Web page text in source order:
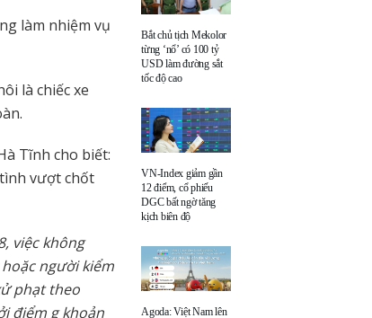
làm nhiệm vụ
là chiếc xe
Tĩnh cho biết:
vượt chốt
việc không
người kiểm
phạt theo
điểm g khoản
Bắt chủ tịch Mekolor
từng ‘nổ’ có 100 tỷ
USD làm đường sắt
tốc độ cao
VN-Index giảm gần
12 điểm, cổ phiếu
DGC bất ngờ tăng
kịch biên độ
Agoda: Việt Nam lên